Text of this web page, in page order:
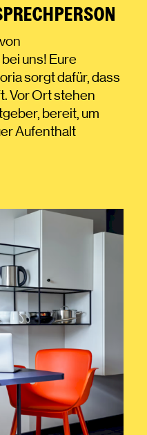
uns! Eure
sorgt dafür, dass
Vor Ort stehen
bereit, um
Aufenthalt